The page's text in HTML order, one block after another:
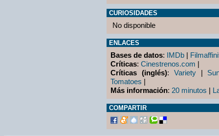
CURIOSIDADES
No disponible
ENLACES
Bases de datos: IMDb |
Críticas: Cinestrenos.com |
Críticas (inglés): Variety|
Tomatoes |
Más información: 20 minutos |
COMPARTIR